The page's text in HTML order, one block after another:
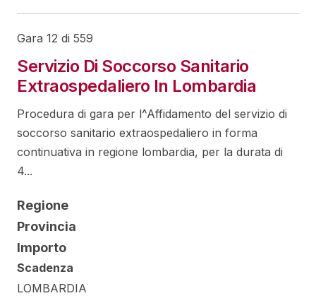
Gara 12 di 559
Servizio Di Soccorso Sanitario
Extraospedaliero In Lombardia
Procedura di gara per l^Affidamento del servizio di
soccorso sanitario extraospedaliero in forma
continuativa in regione lombardia, per la durata di
4...
Regione
Provincia
Importo
Scadenza
LOMBARDIA